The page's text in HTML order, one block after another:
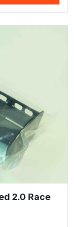
2.0 Race